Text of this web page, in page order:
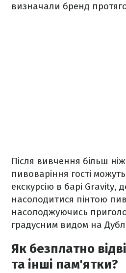
визначали бренд
Після вивчення більш ніж
пивоваріння гості
екскурсію в барі Gravity,
насолодитися пінтою
насолоджуючись
градусним видом на
Як безплатно
та інші пам'ятки?